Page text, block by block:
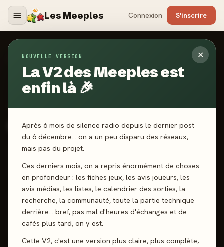
Les Meeples Connexion S'inscrire
✕
NOUVELLE VERSION
La V2 des Meeples est
enfin là 🎉
Après 6 mois de silence radio depuis le dernier post
du 6 décembre… on a un peu disparu des réseaux,
mais pas du projet.
Ces derniers mois, on a repris énormément de choses
en profondeur : les fiches jeux, les avis joueurs, les
avis médias, les listes, le calendrier des sorties, la
recherche, la communauté, toute la partie technique
derrière… bref, pas mal d'heures d'échanges et de
cafés plus tard, on y est.
Cette V2, c'est une version plus claire, plus complète,
Jeux/Cortex Disney Classics
2023·ASMODEE ÉDITIONS
Cortex Disney Classics
2-6 joueurs 6 ans+
Rapidité
J'ai joué Envie de jouer Wishlist
Donner mon avis